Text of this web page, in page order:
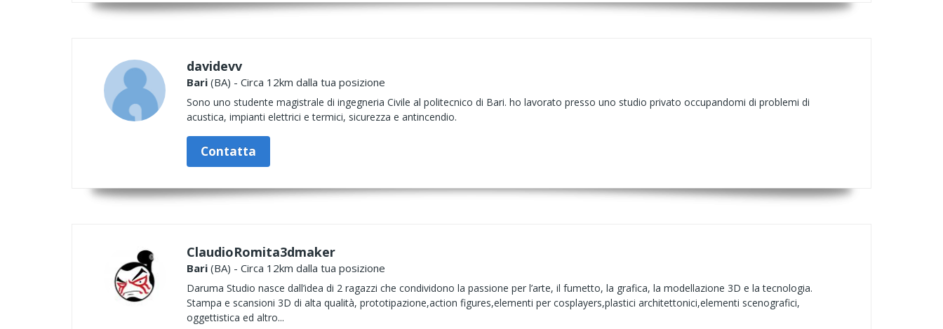
davidevv
Bari (BA) - Circa 12km dalla tua posizione
Sono uno studente magistrale di ingegneria Civile al politecnico di Bari. ho lavorato presso uno studio privato occupandomi di problemi di
acustica, impianti elettrici e termici, sicurezza e antincendio.
Contatta
ClaudioRomita3dmaker
Bari (BA) - Circa 12km dalla tua posizione
Daruma Studio nasce dall’idea di 2 ragazzi che condividono la passione per l’arte, il fumetto, la grafica, la modellazione 3D e la tecnologia.
Stampa e scansioni 3D di alta qualità, prototipazione,action figures,elementi per cosplayers,plastici architettonici,elementi scenografici,
oggettistica ed altro...